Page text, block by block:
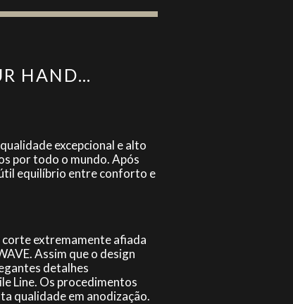
HAND…
excepcional e alto
por todo o mundo. Após
equilíbrio entre conforto e
corte extremamente afiada
Assim que o design
detalhes
Line. Os procedimentos
qualidade em anodização.